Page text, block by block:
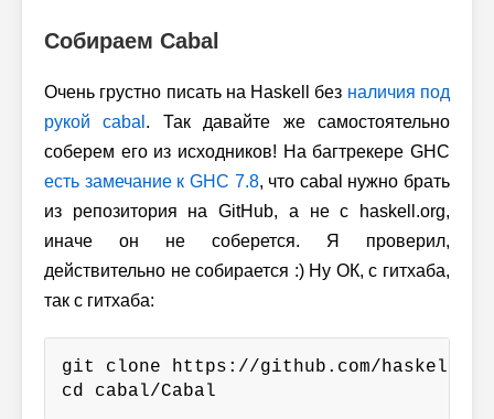
Собираем Cabal
Очень грустно писать на Haskell без наличия под
рукой cabal . Так давайте же самостоятельно
соберем его из исходников! На багтрекере GHC
есть замечание к GHC 7.8, что cabal нужно брать
из репозитория на GitHub, а не с haskell.org,
иначе он не соберется. Я проверил,
действительно не собирается :) Ну ОК, с гитхаба,
так с гитхаба:
git clone https://github.com/haskell/
cd cabal/Cabal